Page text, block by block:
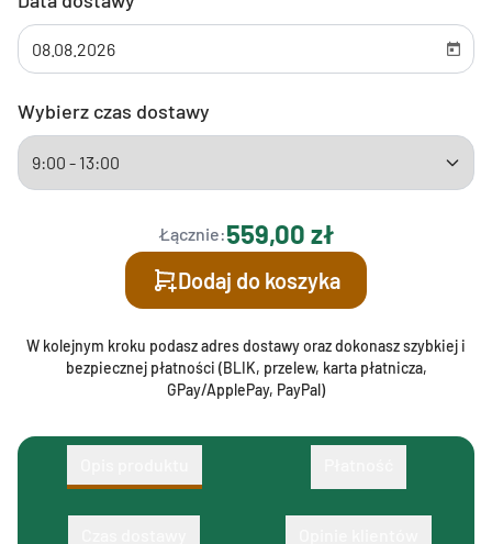
Wybierz czas dostawy
Łącznie:559,00 zł
Dodaj do koszyka
W kolejnym kroku podasz adres dostawy oraz dokonasz szybkiej i
bezpiecznej płatności (BLIK, przelew, karta płatnicza,
GPay/ApplePay, PayPal)